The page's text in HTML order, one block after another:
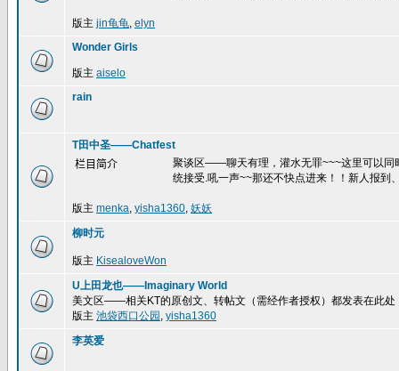
版主 jin龟龟, elyn
Wonder Girls
版主 aiselo
rain
T田中圣——Chatfest
栏目简介
聚谈区——聊天有理，灌水无罪~~~这里可以同
统接受.吼一声~~那还不快点进来！！新人报到
版主 menka, yisha1360, 妖妖
柳时元
版主 KisealoveWon
U上田龙也——Imaginary World
美文区——相关KT的原创文、转帖文（需经作者授权）都发表在此
版主 池袋西口公园 , yisha1360
李英爱